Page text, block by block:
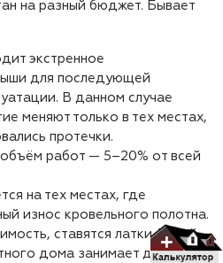
на разный бюджет. Бывает
экстренное
для последующей
В данном случае
меняют только в тех местах,
протечки.
работ — 5–20% от всей
на тех местах, где
износ кровельного полотна.
ставятся латки. Такой
дома занимает до 40%